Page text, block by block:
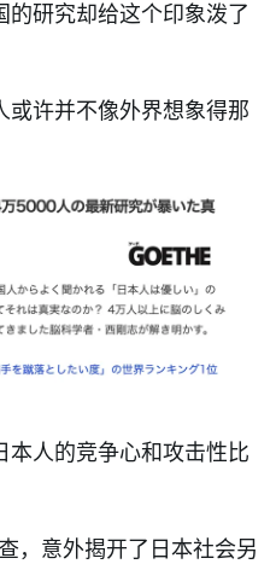
研究却给这个印象泼了
或许并不像外界想象得那
本人的竞争心和攻击性比
，意外揭开了日本社会另